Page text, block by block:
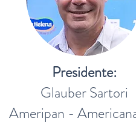
Presidente:
Glauber Sartori
Ameripan -